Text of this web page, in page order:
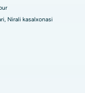
kasalxonasi
Nirali kasalxonasi